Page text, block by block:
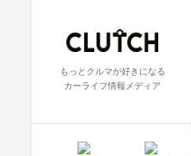
もっとクルマが好きになる
カーライフ情報メディア